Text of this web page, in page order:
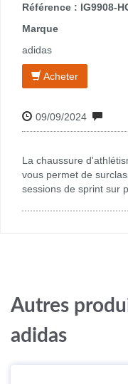
Référence : IG9908-
Marque
adidas
Acheter
09/09/2024
La chaussure
vous permet de
sessions de sprint sur
Autres
adidas